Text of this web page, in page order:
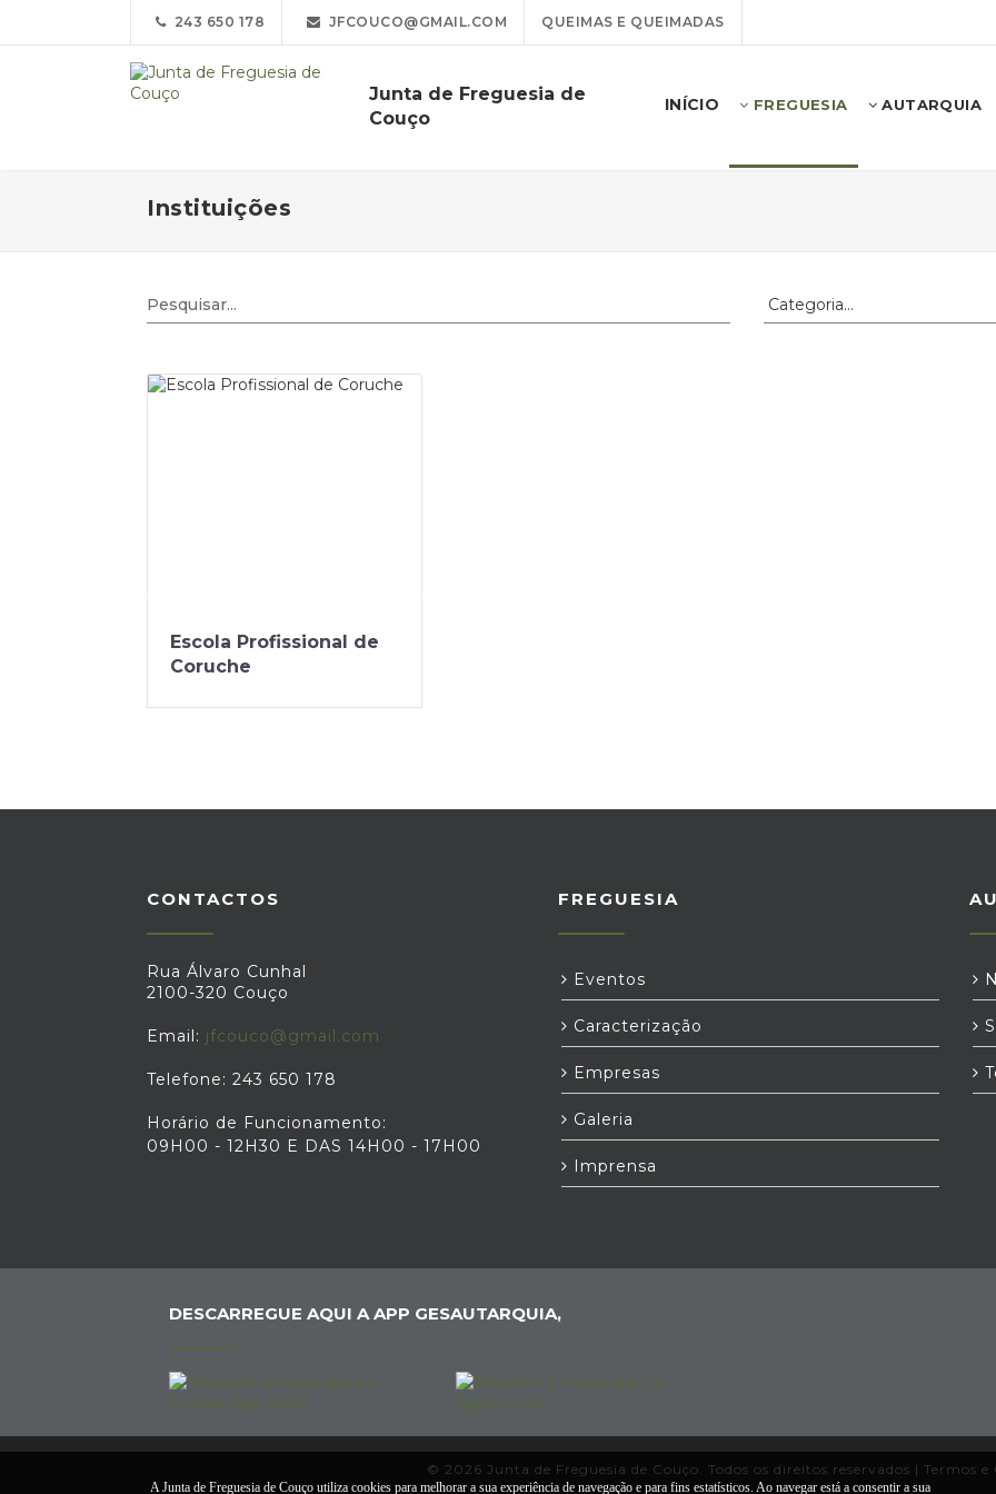
243 650 178 JFCOUCO@GMAIL.COM QUEIMAS E QUEIMADAS
Junta de Freguesia de
Couço
INÍCIO FREGUESIA AUTARQUIA
Instituições
Escola Profissional de
Coruche
CONTACTOS
Rua Álvaro Cunhal
2100-320 Couço
Email: jfcouco@gmail.com
Telefone: 243 650 178
Horário de Funcionamento:
09H00 - 12H30 E DAS 14H00 - 17H00
FREGUESIA
Eventos
Caracterização
Empresas
Galeria
Imprensa
DESCARREGUE AQUI A APP GESAUTARQUIA,
© 2026 Junta de Freguesia de Couço. Todos os direitos reservados | Termos e
A Junta de Freguesia de Couço utiliza cookies para melhorar a sua experiência de navegação e para fins estatísticos. Ao navegar está a consentir a sua